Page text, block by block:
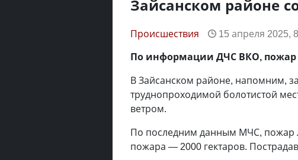
Зайсанском районе
Происшествия 15 апреля 2025,
По информации ДЧС ВКО, пожар
В Зайсанском районе, напомним,
труднопроходимой болотистой
ветром.
По последним данным МЧС, пожар
пожара — 2000 гектаров.